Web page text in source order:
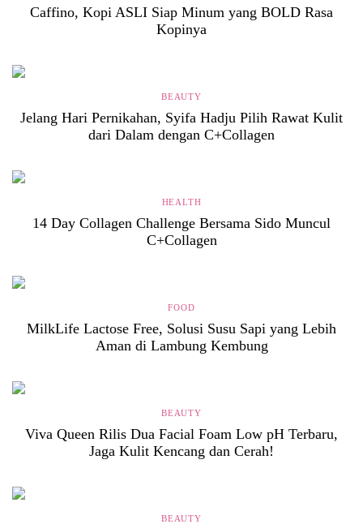
Caffino, Kopi ASLI Siap Minum yang BOLD Rasa
Kopinya
BEAUTY
Jelang Hari Pernikahan, Syifa Hadju Pilih Rawat Kulit
dari Dalam dengan C+Collagen
HEALTH
14 Day Collagen Challenge Bersama Sido Muncul
C+Collagen
FOOD
MilkLife Lactose Free, Solusi Susu Sapi yang Lebih
Aman di Lambung Kembung
BEAUTY
Viva Queen Rilis Dua Facial Foam Low pH Terbaru,
Jaga Kulit Kencang dan Cerah!
BEAUTY